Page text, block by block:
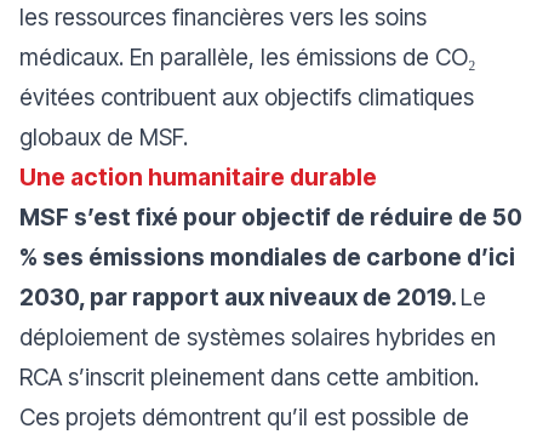
les ressources financières vers les soins
médicaux. En parallèle, les émissions de CO₂
évitées contribuent aux objectifs climatiques
globaux de MSF.
Une action humanitaire durable
MSF s’est fixé pour objectif de réduire de 50
% ses émissions mondiales de carbone d’ici
2030, par rapport aux niveaux de 2019. Le
déploiement de systèmes solaires hybrides en
RCA s’inscrit pleinement dans cette ambition.
Ces projets démontrent qu’il est possible de